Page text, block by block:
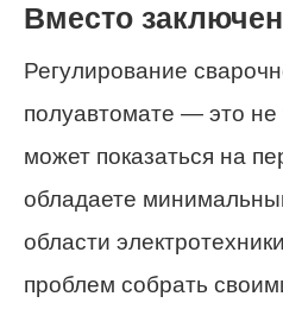
Вместо
Регулирование
полуавтомате — это не
может показаться на
обладаете
области
проблем собрать